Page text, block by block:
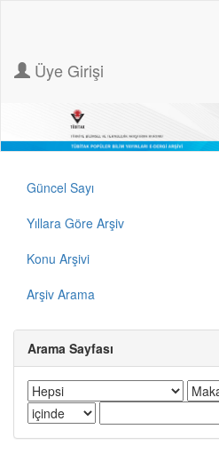
Üye Girişi
Güncel Sayı
Yıllara Göre Arşiv
Konu Arşivi
Arşiv Arama
Arama Sayfası